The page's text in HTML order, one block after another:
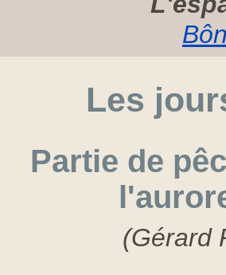
Les
Partie de
(Gérard